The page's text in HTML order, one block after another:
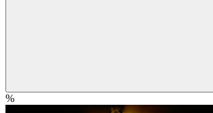
%